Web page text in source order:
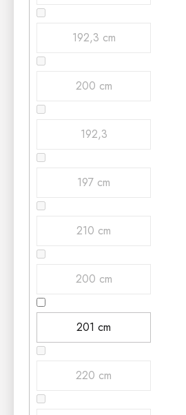
192,3 cm
200 cm
192,3
197 cm
210 cm
200 cm
201 cm
220 cm